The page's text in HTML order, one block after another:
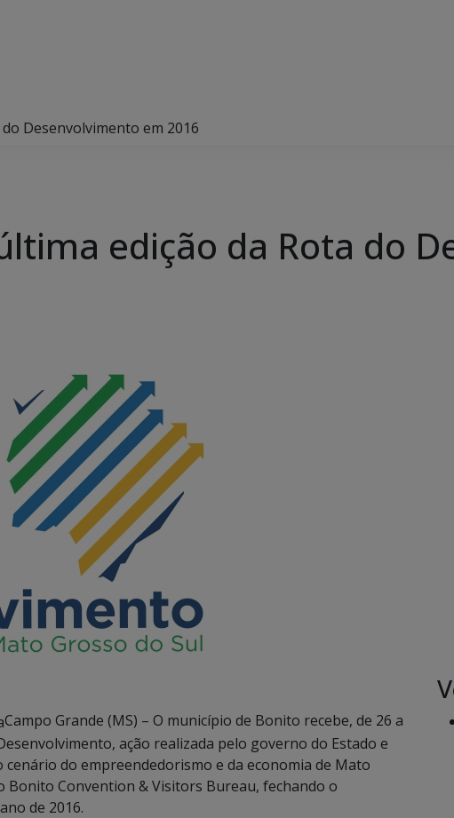
Desenvolvimento em 2016
edição da Rota do
Campo Grande (MS) – O município de Bonito recebe, de 26 a
ação realizada pelo governo do Estado e
do empreendedorismo e da economia de Mato
Bonito Convention & Visitors Bureau, fechando o
de 2016.